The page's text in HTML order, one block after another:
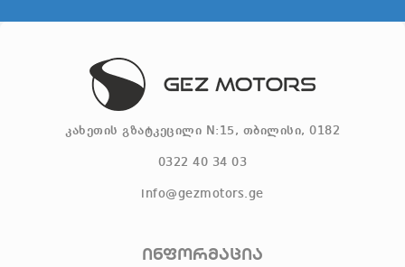
კახეთის გზატკეცილი N:15, თბილისი, 0182
0322 40 34 03
info@gezmotors.ge
ინფორმაცია